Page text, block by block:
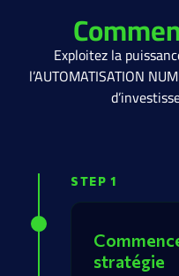
Exploitez la
l’AUTOMATISATION
STEP 1
stratégie